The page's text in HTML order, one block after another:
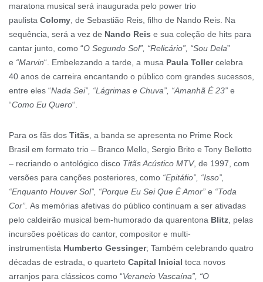
maratona musical será inaugurada pelo power trio
paulista Colomy, de Sebastião Reis, filho de Nando Reis. Na
sequência, será a vez de Nando Reis e sua coleção de hits para
cantar junto, como “O Segundo Sol”, “Relicário”, “Sou Dela”
e “Marvin“. Embelezando a tarde, a musa Paula Tollercelebra
40 anos de carreira encantando o público com grandes sucessos,
entre eles “Nada Sei”, “Lágrimas e Chuva”, “Amanhã É 23” e
“Como Eu Quero“.
Para os fãs dos Titãs, a banda se apresenta no Prime Rock
Brasil em formato trio – Branco Mello, Sergio Brito e Tony Bellotto
– recriando o antológico disco Titãs Acústico MTV, de 1997, com
versões para canções posteriores, como “Epitáfio”, “Isso”,
“Enquanto Houver Sol”, “Porque Eu Sei Que É Amor” e “Toda
Cor”. As memórias afetivas do público continuam a ser ativadas
pelo caldeirão musical bem-humorado da quarentona Blitz, pelas
incursões poéticas do cantor, compositor e multi-
instrumentista Humberto Gessinger; Também celebrando quatro
décadas de estrada, o quarteto Capital Inicial toca novos
arranjos para clássicos como “Veraneio Vascaína”, “O